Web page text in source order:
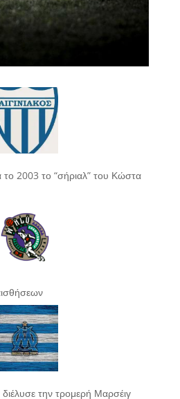
το 2003 το “σήριαλ” του Κώστα
την τρομερή Μαρσέιγ